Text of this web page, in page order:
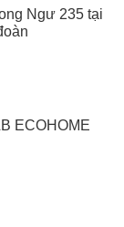
Ngư 235 tại
ECOHOME